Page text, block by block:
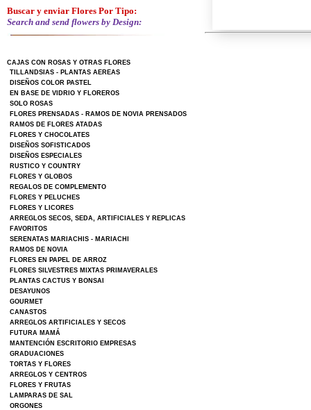
Buscar y enviar Flores Por Tipo:
Search and send flowers by Design:
CAJAS CON ROSAS Y OTRAS FLORES
TILLANDSIAS - PLANTAS AEREAS
DISEÑOS COLOR PASTEL
EN BASE DE VIDRIO Y FLOREROS
SOLO ROSAS
FLORES PRENSADAS - RAMOS DE NOVIA PRENSADOS
RAMOS DE FLORES ATADAS
FLORES Y CHOCOLATES
DISEÑOS SOFISTICADOS
DISEÑOS ESPECIALES
RUSTICO Y COUNTRY
FLORES Y GLOBOS
REGALOS DE COMPLEMENTO
FLORES Y PELUCHES
FLORES Y LICORES
ARREGLOS SECOS, SEDA, ARTIFICIALES Y REPLICAS
FAVORITOS
SERENATAS MARIACHIS - MARIACHI
RAMOS DE NOVIA
FLORES EN PAPEL DE ARROZ
FLORES SILVESTRES MIXTAS PRIMAVERALES
PLANTAS CACTUS Y BONSAI
DESAYUNOS
GOURMET
CANASTOS
ARREGLOS ARTIFICIALES Y SECOS
FUTURA MAMÁ
MANTENCIÓN ESCRITORIO EMPRESAS
GRADUACIONES
TORTAS Y FLORES
ARREGLOS Y CENTROS
FLORES Y FRUTAS
LAMPARAS DE SAL
ORGONES